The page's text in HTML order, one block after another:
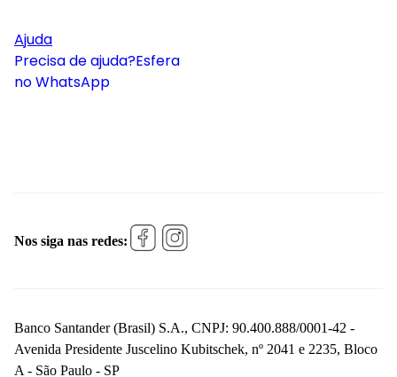
Ajuda
Precisa de ajuda?Esfera
no WhatsApp
Nos siga nas redes:
Banco Santander (Brasil) S.A., CNPJ: 90.400.888/0001-42 -
Avenida Presidente Juscelino Kubitschek, nº 2041 e 2235, Bloco
A - São Paulo - SP